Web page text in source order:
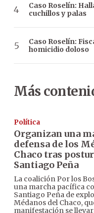
Caso Roselín:
cuchillos y palas
Caso Roselín:
homicidio doloso
Más
Política
Organizan una
defensa de los
Chaco tras
Santiago Peña
La coalición Por los
una marcha pacífica
Santiago Peña de
Médanos del Chaco,
manifestación se